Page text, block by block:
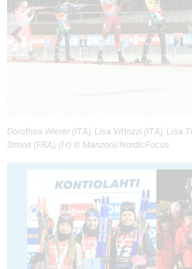
Dorothea Wierer (ITA), Lisa Vittozzi (ITA), Lisa
Simon (FRA), (l-r) © Manzoni/NordicFocus
1